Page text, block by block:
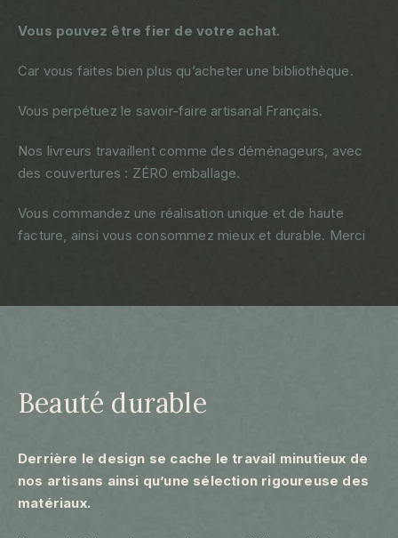
Vous pouvez être fier de votre achat.
Car vous faites bien plus qu’acheter une bibliothèque.
Vous perpétuez le savoir-faire artisanal Français.
Nos livreurs travaillent comme des déménageurs, avec
des couvertures : ZÉRO emballage.
Vous commandez une réalisation unique et de haute
facture, ainsi vous consommez mieux et durable. Merci
Beauté durable
Derrière le design se cache le travail minutieux de
nos artisans ainsi qu’une sélection rigoureuse des
matériaux.